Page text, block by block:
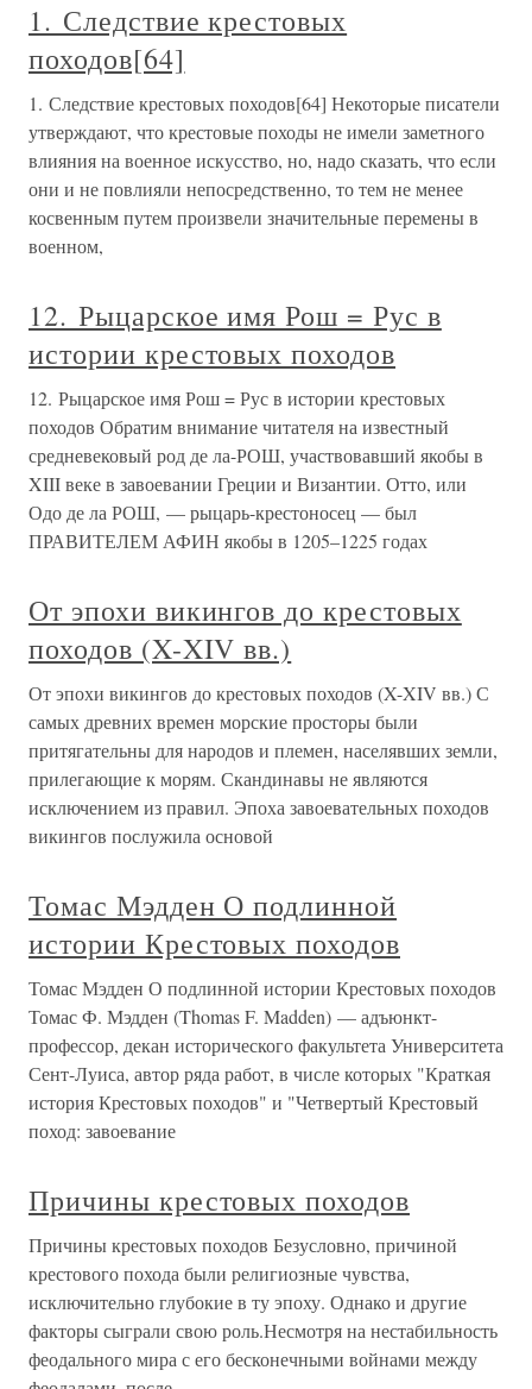
1. Следствие крестовых
походов[64]
1. Следствие крестовых походов[64] Некоторые писатели
утверждают, что крестовые походы не имели заметного
влияния на военное искусство, но, надо сказать, что если
они и не повлияли непосредственно, то тем не менее
косвенным путем произвели значительные перемены в
военном,
12. Рыцарское имя Рош = Рус в
истории крестовых походов
12. Рыцарское имя Рош = Рус в истории крестовых
походов Обратим внимание читателя на известный
средневековый род де ла-РОШ, участвовавший якобы в
XIII веке в завоевании Греции и Византии. Отто, или
Одо де ла РОШ, — рыцарь-крестоносец — был
ПРАВИТЕЛЕМ АФИН якобы в 1205–1225 годах
От эпохи викингов до крестовых
походов (X-XIV вв.)
От эпохи викингов до крестовых походов (X-XIV вв.) С
самых древних времен морские просторы были
притягательны для народов и племен, населявших земли,
прилегающие к морям. Скандинавы не являются
исключением из правил. Эпоха завоевательных походов
викингов послужила основой
Томас Мэдден О подлинной
истории Крестовых походов
Томас Мэдден О подлинной истории Крестовых походов
Томас Ф. Мэдден (Thomas F. Madden) — адъюнкт-
профессор, декан исторического факультета Университета
Сент-Луиса, автор ряда работ, в числе которых "Краткая
история Крестовых походов" и "Четвертый Крестовый
поход: завоевание
Причины крестовых походов
Причины крестовых походов Безусловно, причиной
крестового похода были религиозные чувства,
исключительно глубокие в ту эпоху. Однако и другие
факторы сыграли свою роль.Несмотря на нестабильность
феодального мира с его бесконечными войнами между